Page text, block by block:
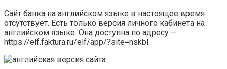
Сайт банка на английском языке в настоящее время
отсутствует. Есть только версия личного кабинета на
английском языке. Она доступна по адресу —
https://elf.faktura.ru/elf/app/?site=nskbl.